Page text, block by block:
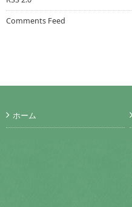
Comments Feed
ホーム